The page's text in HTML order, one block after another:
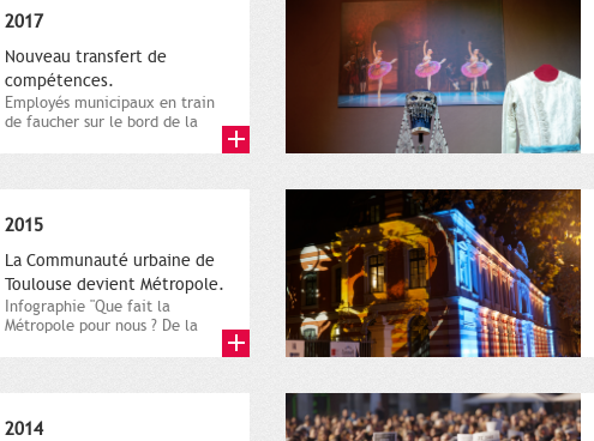
2017
Nouveau transfert de
compétences.
Employés municipaux en train
de faucher sur le bord de la
2015
La Communauté urbaine de
Toulouse devient Métropole.
Infographie "Que fait la
Métropole pour nous ? De la
2014